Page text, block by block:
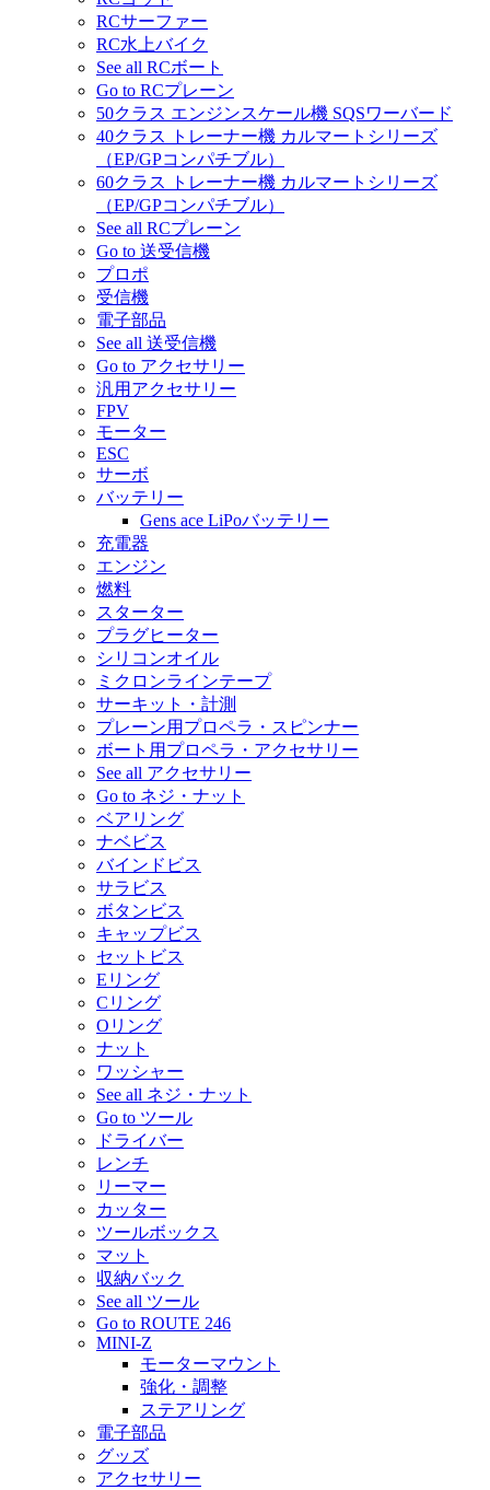
RCサーファー
RC水上バイク
See all RCボート
Go to RCプレーン
50クラス エンジンスケール機 SQSワーバード
40クラス トレーナー機 カルマートシリーズ
（EP/GPコンパチブル）
60クラス トレーナー機 カルマートシリーズ
（EP/GPコンパチブル）
See all RCプレーン
Go to 送受信機
プロポ
受信機
電子部品
See all 送受信機
Go to アクセサリー
汎用アクセサリー
FPV
モーター
ESC
サーボ
バッテリー
Gens ace LiPoバッテリー
充電器
エンジン
燃料
スターター
プラグヒーター
シリコンオイル
ミクロンラインテープ
サーキット・計測
プレーン用プロペラ・スピンナー
ボート用プロペラ・アクセサリー
See all アクセサリー
Go to ネジ・ナット
ベアリング
ナベビス
バインドビス
サラビス
ボタンビス
キャップビス
セットビス
Eリング
Cリング
Oリング
ナット
ワッシャー
See all ネジ・ナット
Go to ツール
ドライバー
レンチ
リーマー
カッター
ツールボックス
マット
収納バック
See all ツール
Go to ROUTE 246
MINI-Z
モーターマウント
強化・調整
ステアリング
電子部品
グッズ
アクセサリー